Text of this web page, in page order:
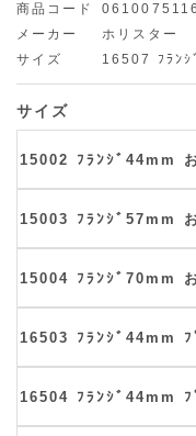
商品コード
メーカー
ホリスター
サイズ
16507 ﾌﾗﾝｼ
サイズ
15002 ﾌﾗﾝｼﾞ44mm
15003 ﾌﾗﾝｼﾞ57mm
15004 ﾌﾗﾝｼﾞ70mm
16503 ﾌﾗﾝｼﾞ44mm ﾌ
16504 ﾌﾗﾝｼﾞ44mm ﾌ